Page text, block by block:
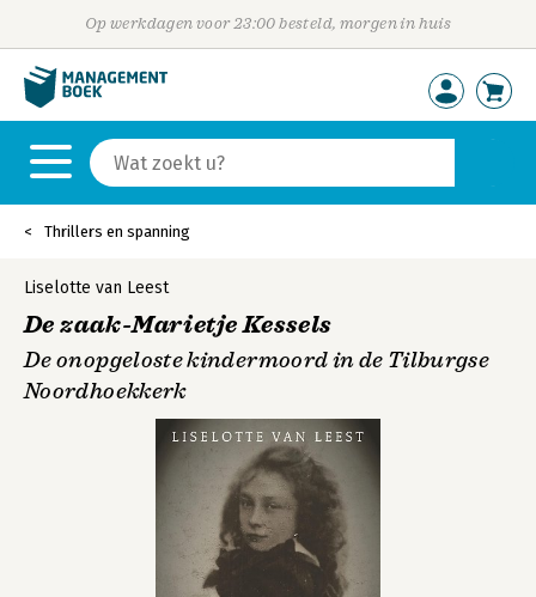
Op werkdagen voor 23:00 besteld, morgen in huis
Thrillers en spanning
Liselotte van Leest
De zaak-Marietje Kessels
De onopgeloste kindermoord in de Tilburgse
Noordhoekkerk